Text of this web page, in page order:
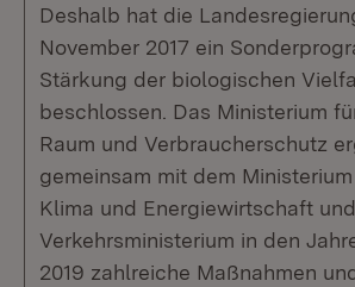
Deshalb hat die
November 2017 ein
Stärkung der biologischen
beschlossen. Das Ministerium
Raum und Verbraucherschutz
gemeinsam mit dem
Klima und Energiewirtschaft
Verkehrsministerium in den
2019 zahlreiche Maßnahmen